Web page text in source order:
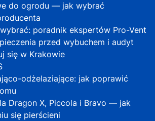
do ogrodu — jak wybrać
poradnik ekspertów Pro-Vent
przed wybuchem i audyt
się w Krakowie
odżelaziające: jak poprawić
Dragon X, Piccola i Bravo — jak
się pierścieni